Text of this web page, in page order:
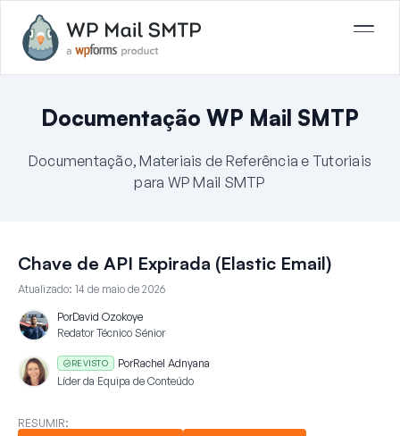
Documentação WP Mail SMTP
Documentação, Materiais de Referência e Tutoriais
para WP Mail SMTP
Chave de API Expirada (Elastic Email)
Atualizado: 14 de maio de 2026
PorDavid Ozokoye
Redator Técnico Sénior
REVISTO PorRachel Adnyana
Líder da Equipa de Conteúdo
RESUMIR: